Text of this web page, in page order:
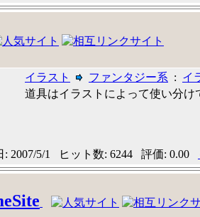
イラスト ファンタジー系 : イ
道具はイラストによって使い分
: 2007/5/1 ヒット数: 6244 評価: 0.00